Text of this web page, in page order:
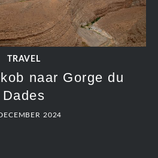
TRAVEL
naar Gorge du
Dades
2024